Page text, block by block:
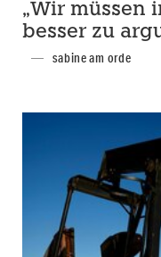
„Wir müssen
besser zu
sabine am orde